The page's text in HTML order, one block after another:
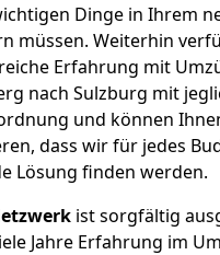
Dinge in Ihrem
müssen. Weiterhin
Erfahrung mit
nach Sulzburg mit
und können
dass wir für jedes
Lösung finden werden.
ist sorgfältig
Jahre Erfahrung im